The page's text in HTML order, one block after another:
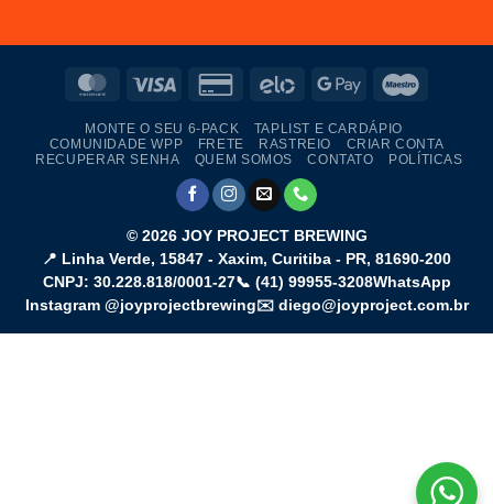
MasterCardVisa
Credit
2
Elo
Google
MONTE O SEU 6-PACK
TAPLIST E CARDÁPIO
COMUNIDADE WPP
FRETE RASTREIO
CRIAR CONTA
RECUPERAR SENHA
QUEM SOMOS CONTATO POLÍTICAS
© 2026 JOY PROJECT BREWING
📍 Linha Verde, 15847 - Xaxim, Curitiba - PR, 81690-200
CNPJ: 30.228.818/0001-27📞 (41) 99955-3208WhatsApp
Instagram @joyprojectbrewing✉️ diego@joyproject.com.br